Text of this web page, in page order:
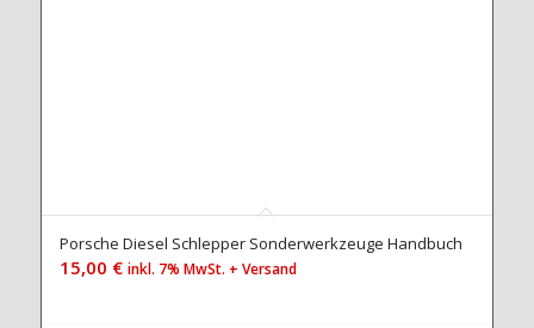
Porsche Diesel Schlepper Sonderwerkzeuge Handbuch
15,00 € inkl. 7% MwSt. + Versand